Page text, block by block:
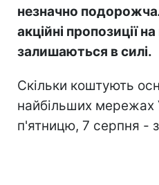
незначно
акційні пропозиції
залишаються в силі.
Скільки коштують
найбільших мережах
п'ятницю, 7 серпня -